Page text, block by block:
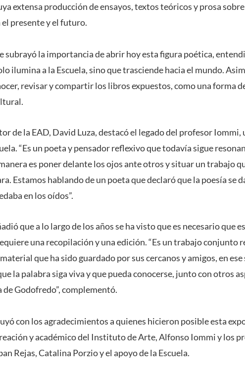
extensa producción de ensayos, textos teóricos y prosa
presente y el futuro.
subrayó la importancia de abrir hoy esta figura poética,
ilumina a la Escuela, sino que trasciende hacia el mundo.
revisar y compartir los libros expuestos, como una forma
de la EAD, David Luza, destacó el legado del profesor Iommi,
“Es un poeta y pensador reflexivo que todavía sigue
es poner delante los ojos ante otros y situar un trabajo
Estamos hablando de un poeta que declaró que la poesía se
en los oídos”.
que a lo largo de los años se ha visto que es necesario que
una recopilación y una edición. “Es un trabajo conjunto
que ha sido guardado por sus cercanos y amigos, en
la palabra siga viva y que pueda conocerse, junto con otros
de Godofredo”, complementó.
con los agradecimientos a quienes hicieron posible esta
y académico del Instituto de Arte, Alfonso Iommi y los
Rejas, Catalina Porzio y el apoyo de la Escuela.